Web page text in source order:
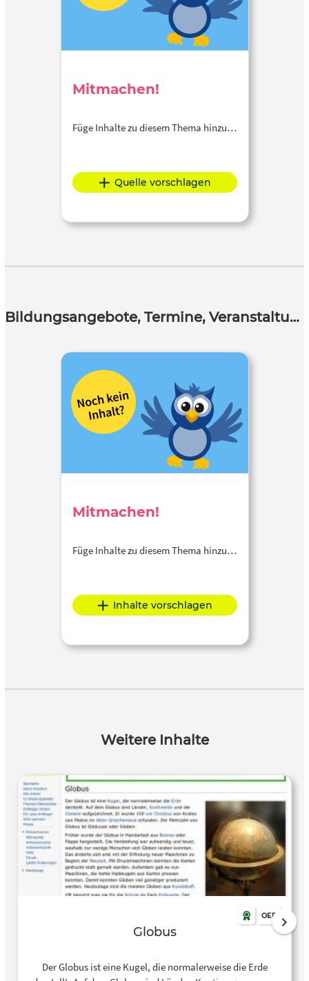
Mitmachen!
Füge Inhalte zu diesem Thema hinzu…
Quelle vorschlagen
Bildungsangebote, Termine, Veranstaltungen
Mitmachen!
Füge Inhalte zu diesem Thema hinzu…
Inhalte vorschlagen
Weitere Inhalte
OER
Globus
Der Globus ist eine Kugel, die normalerweise die Erde